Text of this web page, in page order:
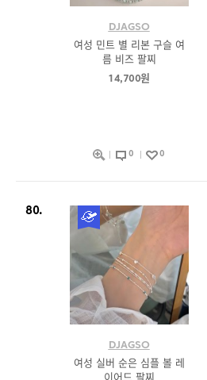
DJAGSO
여성 민트 별 리본 구슬 여
름 비즈 팔찌
14,700원
0 0
80.
DJAGSO
여성 실버 순은 심플 볼 레